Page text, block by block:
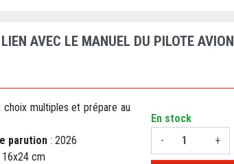
AVEC LE MANUEL DU PILOTE
multiples et prépare au
parution : 2026
16x24 cm
En stock
-
+